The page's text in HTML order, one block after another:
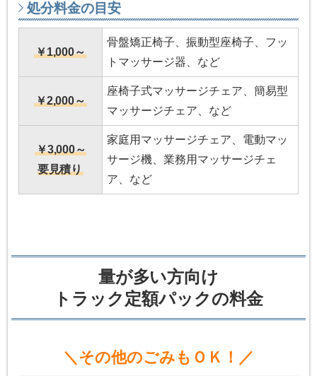
処分料金の目安
￥1,000～
骨盤矯正椅子、振動型座椅子、フッ
トマッサージ器、など
￥2,000～
座椅子式マッサージチェア、簡易型
マッサージチェア、など
￥3,000～
要見積り
家庭用マッサージチェア、電動マッ
サージ機、業務用マッサージチェ
ア、など
量が多い方向け
トラック定額パックの料金
＼その他のごみもＯＫ！／